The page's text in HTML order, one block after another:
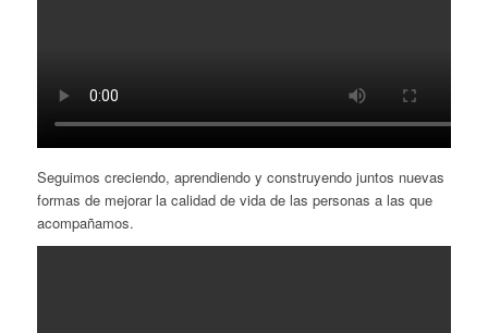
Seguimos creciendo, aprendiendo y construyendo juntos nuevas
formas de mejorar la calidad de vida de las personas a las que
acompañamos.